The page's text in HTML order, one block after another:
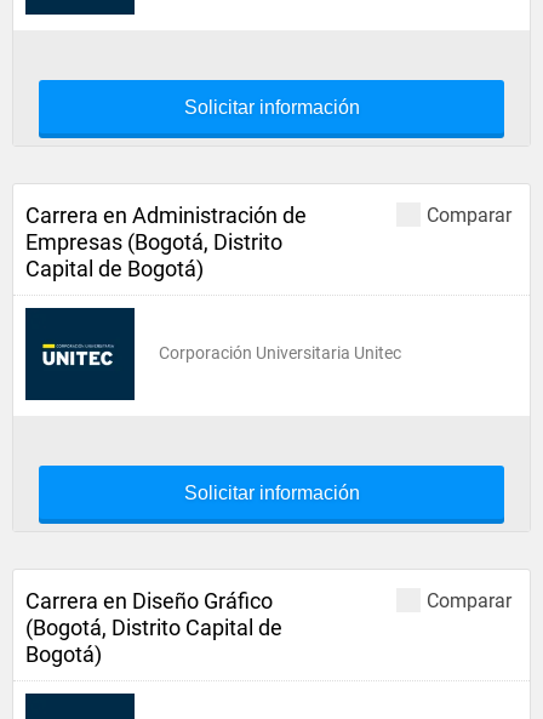
Solicitar información
Comparar
Carrera en Administración de
Empresas (Bogotá, Distrito
Capital de Bogotá)
Corporación Universitaria Unitec
Solicitar información
Comparar
Carrera en Diseño Gráfico
(Bogotá, Distrito Capital de
Bogotá)